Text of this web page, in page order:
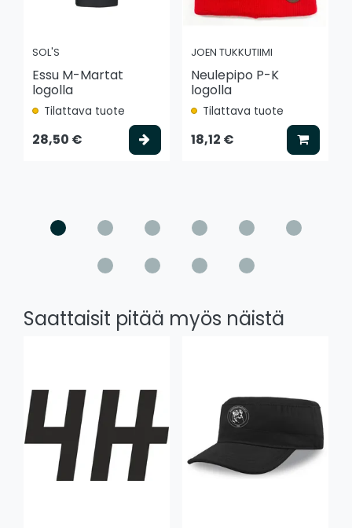
SOL'S
Essu M-Martat
logolla
Tilattava tuote
28,50 € Valitse vaihtoehto
JOEN TUKKUTIIMI
Neulepipo P-K
logolla
Tilattava tuote
18,12 € Lisää
Saattaisit pitää myös näistä